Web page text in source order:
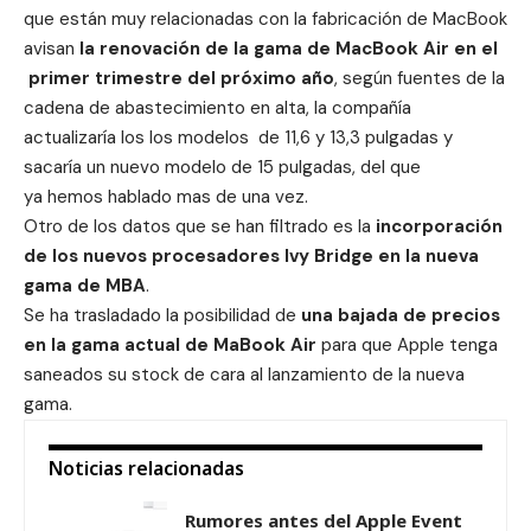
que están muy relacionadas con la fabricación de MacBook
avisan la renovación de la gama de MacBook Air en el
primer trimestre del próximo año, según fuentes de la
cadena de abastecimiento en alta, la compañía
actualizaría los los modelos de 11,6 y 13,3 pulgadas y
sacaría un nuevo modelo de 15 pulgadas, del que
ya hemos hablado mas de una vez.
Otro de los datos que se han filtrado es la incorporación
de los nuevos procesadores Ivy Bridge en la nueva
gama de MBA.
Se ha trasladado la posibilidad de una bajada de precios
en la gama actual de MaBook Air para que Apple tenga
saneados su stock de cara al lanzamiento de la nueva
gama.
Noticias relacionadas
Rumores antes del Apple Event